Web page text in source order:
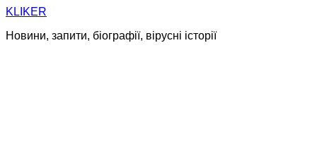
Skip
content
KLIKER
Новини, запити, біографії, вірусні історії